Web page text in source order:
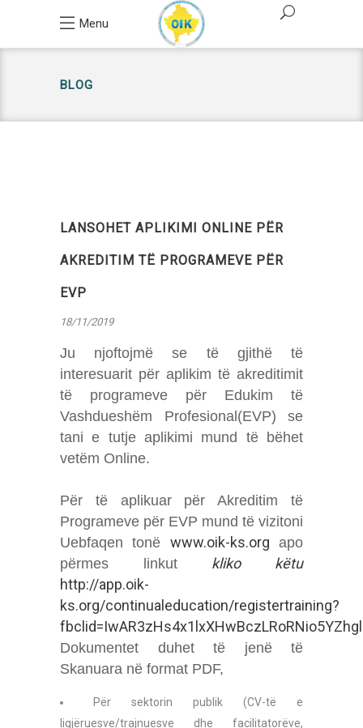
Menu
BLOG
LANSOHET APLIKIMI ONLINE PËR
AKREDITIM TË PROGRAMEVE PËR
EVP
18/11/2019
Ju njoftojmë se të gjithë të
interesuarit për aplikim të akreditimit
të programeve për Edukim të
Vashdueshëm Profesional(EVP) se
tani e tutje aplikimi mund të bëhet
vetëm Online.
Për të aplikuar për Akreditim të
Programeve për EVP mund të vizitoni
Uebfaqen tonë www.oik-ks.org apo
përmes linkut kliko këtu
http://app.oik-
ks.org/continualeducation/registertraining?
Dokumentet duhet të jenë të
Skanuara në format PDF,
Për sektorin publik (CV-të e
ligjëruesve/trajnuesve dhe facilitatorëve,